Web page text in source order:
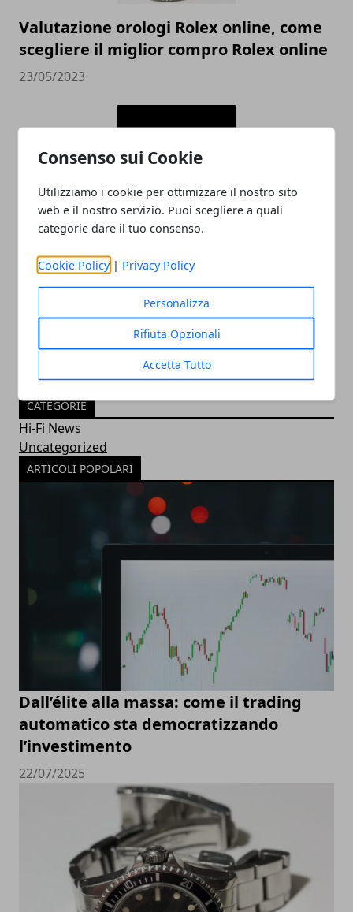
Consenso sui Cookie
Utilizziamo i cookie per ottimizzare il nostro sito
web e il nostro servizio. Puoi scegliere a quali
categorie dare il tuo consenso.
Cookie Policy | Privacy Policy
Personalizza
Rifiuta Opzionali
Accetta Tutto
Valutazione orologi Rolex online, come
scegliere il miglior compro Rolex online
23/05/2023
essenziale per la visibilità
CATEGORIE
Hi-Fi News
Uncategorized
ARTICOLI POPOLARI
Dall’élite alla massa: come il trading
automatico sta democratizzando
l’investimento
22/07/2025